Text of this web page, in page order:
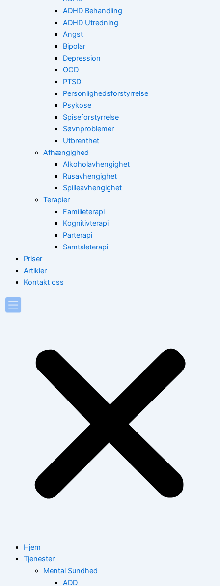
ADHD Behandling
ADHD Utredning
Angst
Bipolar
Depression
OCD
PTSD
Personlighedsforstyrrelse
Psykose
Spiseforstyrrelse
Søvnproblemer
Utbrenthet
Afhængighed
Alkoholavhengighet
Rusavhengighet
Spilleavhengighet
Terapier
Familieterapi
Kognitivterapi
Parterapi
Samtaleterapi
Priser
Artikler
Kontakt oss
Hjem
Tjenester
Mental Sundhed
ADD